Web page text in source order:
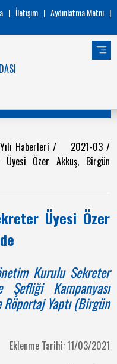
| İletişim | Aydınlatma Metni |
Haberleri / 2021-03 /
Özer Akkuş, Birgün
Üyesi Özer
Kurulu Sekreter
Kampanyası
Yaptı (Birgün
Eklenme Tarihi: 11/03/2021